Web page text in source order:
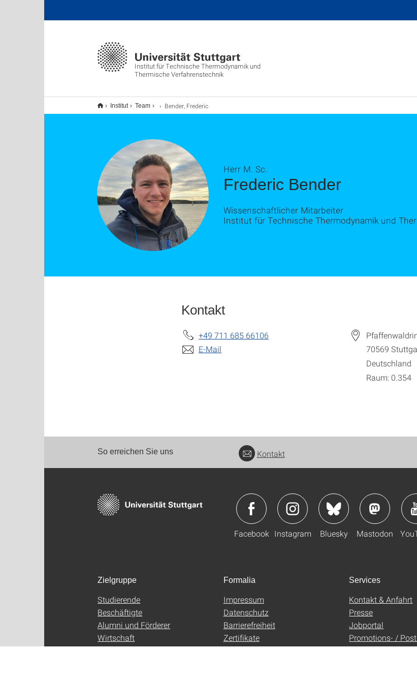
Institut für Technische Thermodynamik und
Thermische Verfahrenstechnik
Institut Team Bender, Frederic
Frederic Bender
Herr M. Sc.
Wissenschaftlicher Mitarbeiter
Institut für Technische Thermodynamik und
Kontakt
+49 711 685 66106
E-Mail
70569
Deutschland
Raum: 0.354
So erreichen Sie uns Kontakt
Facebook Instagram Bluesky Mastodon
Zielgruppe
Studierende
Beschäftigte
Alumni und Förderer
Wirtschaft
Formalia
Impressum
Datenschutz
Barrierefreiheit
Zertifikate
Services
Kontakt & Anfahrt
Presse
Jobportal
Promotions- /